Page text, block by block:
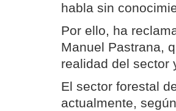
habla sin
Por ello, ha
Manuel Pastrana,
realidad del sector
El sector forestal
actualmente,